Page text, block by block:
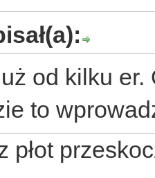
od kilku er.
to
płot